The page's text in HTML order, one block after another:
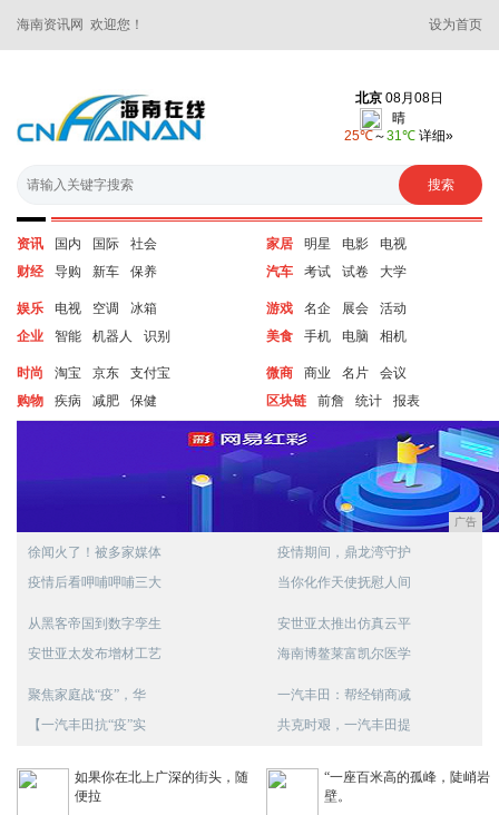
海南资讯网 欢迎您！ 设为首页
资讯 国内 国际
社会
财经
导购 新车 保养
家居 明星 电影
电视
汽车
考试 试卷 大学
娱乐 电视 空调
冰箱
企业
智能 机器人 识别
游戏 名企 展会
活动
美食
手机 电脑 相机
时尚 淘宝 京东
支付宝
购物
疾病 减肥 保健
微商 商业 名片
会议
区块链
前詹 统计 报表
广告
徐闻火了！被多家媒体
疫情后看呷哺呷哺三大
疫情期间，鼎龙湾守护
当你化作天使抚慰人间
从黑客帝国到数字孪生
安世亚太发布增材工艺
安世亚太推出仿真云平
海南博鳌莱富凯尔医学
聚焦家庭战“疫”，华
【一汽丰田抗“疫”实
一汽丰田：帮经销商减
共克时艰，一汽丰田提
如果你在北上广深的街头，随
便拉
“一座百米高的孤峰，陡峭岩
壁。